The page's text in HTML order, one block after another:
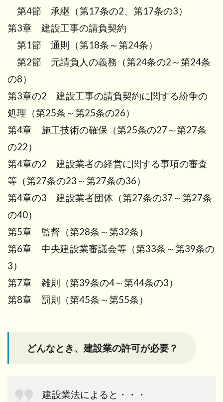
第4節 承継（第17条の2、第17条の3）
第3章 建設工事の請負契約
第1節 通則（第18条～第24条）
第2節 元請負人の義務（第24条の2～第24条
の8）
第3章の2 建設工事の請負契約に関する紛争の
処理（第25条～第25条の26）
第4章 施工技術の確保（第25条の27～第27条
の22）
第4章の2 建設業者の経営に関する事項の審査
等（第27条の23～第27条の36）
第4章の3 建設業者団体（第27条の37～第27条
の40）
第5章 監督（第28条～第32条）
第6章 中央建設業審議会等（第33条～第39条の
3）
第7章 雑則（第39条の4～第44条の3）
第8章 罰則（第45条～第55条）
どんなとき、建設業の許可が必要？
建設業法によると・・・